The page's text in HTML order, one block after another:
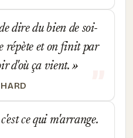
dire du bien de soi-
répète et on finit par
d'où ça vient.
ce qui m'arrange.